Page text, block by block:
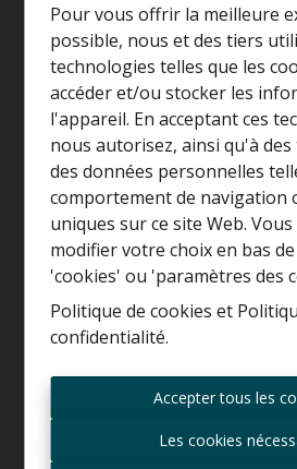
Pour vous offrir la meilleure
possible, nous et des tiers
technologies telles que les
accéder et/ou stocker les
l'appareil. En acceptant ces
nous autorisez, ainsi qu'à
des données personnelles
comportement de navigation
uniques sur ce site Web.
modifier votre choix en bas
'cookies' ou 'paramètres des
Politique de cookies et
confidentialité.
Accepter tous les
Les cookies
Curieux de
valeur de votre
Estimation
Toujours être le
informé des
offres ?